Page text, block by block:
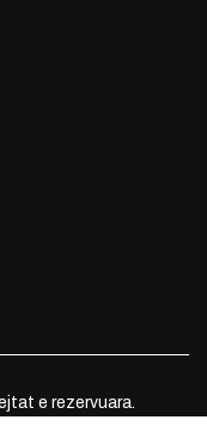
e rezervuara.